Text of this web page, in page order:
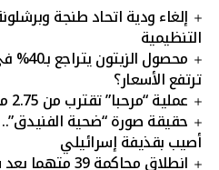
إلغاء ودية اتحاد طنجة
التنظيمية
محصول
ترتفع الأسعار؟
عملية “مرحبا” تقترب من 2.75 مليون وافد..
حقيقة صورة “ضحية
أصيب بقذيفة إسرائيلي
انطلاق محاكمة 39 متهما بعد شغب معبر بني أنصار